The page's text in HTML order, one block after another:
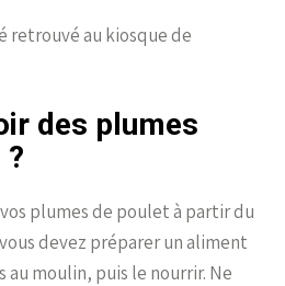
retrouvé au kiosque de
des plumes
plumes de poulet à partir du
devez préparer un aliment
moulin, puis le nourrir. Ne